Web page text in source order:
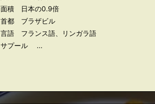
面積 日本の0.9倍
首都 ブラザビル
言語 フランス語、リンガラ語
サプール ...